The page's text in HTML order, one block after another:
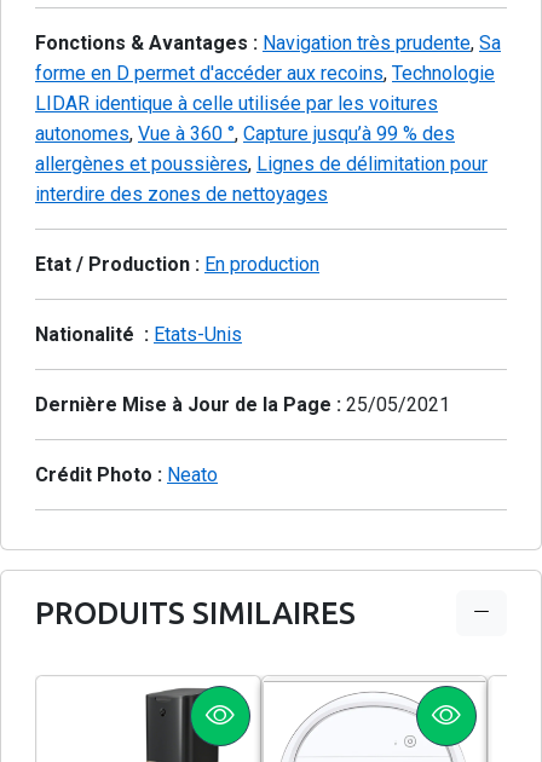
Fonctions & Avantages : Navigation très prudente, Sa
forme en D permet d'accéder aux recoins, Technologie
LIDAR identique à celle utilisée par les voitures
autonomes, Vue à 360 °, Capture jusqu’à 99 % des
allergènes et poussières, Lignes de délimitation pour
interdire des zones de nettoyages
Etat / Production : En production
Nationalité : Etats-Unis
Dernière Mise à Jour de la Page : 25/05/2021
Crédit Photo : Neato
PRODUITS SIMILAIRES